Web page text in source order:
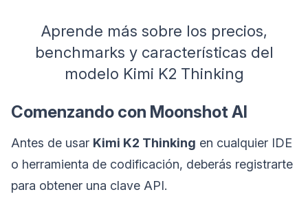
Aprende más sobre los precios,
benchmarks y características del
modelo Kimi K2 Thinking
Comenzando con Moonshot AI
Antes de usar Kimi K2 Thinking en cualquier IDE
o herramienta de codificación, deberás registrarte
para obtener una clave API.